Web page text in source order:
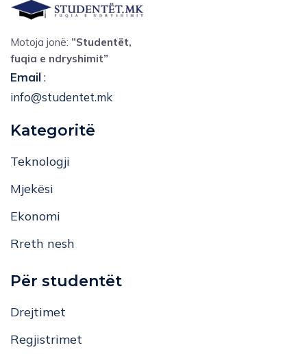
Motoja jonë: ”Studentët,
fuqia e ndryshimit”
Email:
info@studentet.mk
Kategoritë
Teknologji
Mjekësi
Ekonomi
Rreth nesh
Për studentët
Drejtimet
Regjistrimet